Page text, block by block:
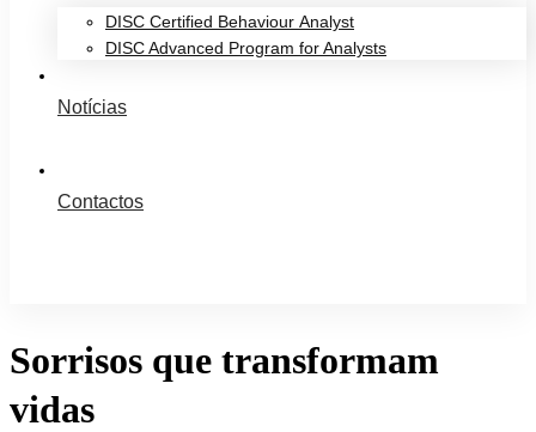
DISC Certified Behaviour Analyst
DISC Advanced Program for Analysts
Notícias
Contactos
Sorrisos que transformam
vidas